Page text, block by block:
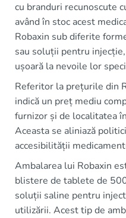
cu branduri recunoscute
având în stoc acest
Robaxin sub diferite
sau soluții pentru
ușoară la nevoile lor
Referitor la prețurile din
indică un preț mediu
furnizor și de localitatea
Aceasta se aliniază
accesibilității
Ambalarea lui Robaxin
blistere de tablete de
soluții saline pentru
utilizării. Acest tip de